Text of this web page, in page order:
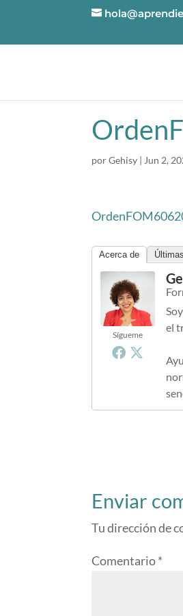
porGehisy | Jun 2,
Acerca de
Sígueme
el
Enviar
Tu dirección de
Comentario*